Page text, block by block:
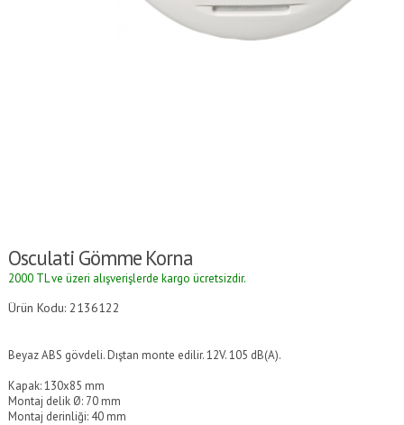
Osculati Gömme Korna
2000 TL ve üzeri alışverişlerde kargo ücretsizdir.
Ürün Kodu: 2136122
Beyaz ABS gövdeli. Dıştan monte edilir. 12V. 105 dB(A).
Kapak: 130x85 mm
Montaj delik Ø: 70 mm
Montaj derinliği: 40 mm